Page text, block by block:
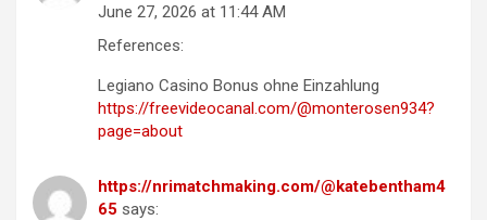
June 27, 2026 at 11:44 AM
References:
Legiano Casino Bonus ohne Einzahlung
https://freevideocanal.com/@monterosen934?
page=about
https://nrimatchmaking.com/@katebentham4
65 says: